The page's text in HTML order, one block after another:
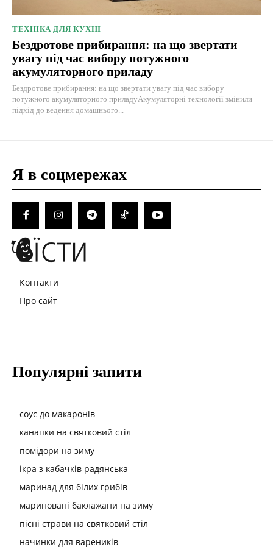
ТЕХНІКА ДЛЯ КУХНІ
Бездротове прибирання: на що звертати
увагу під час вибору потужного
акумуляторного приладу
Бездротове прибирання: на що звертати увагу під час вибору
потужного акумуляторного приладуАкумуляторні технології змінили
підхід до ведення домашнього...
Я в соцмережах
Контакти
Про сайт
Популярні запити
соус до макаронів
канапки на святковий стіл
помідори на зиму
ікра з кабачків радянська
маринад для білих грибів
мариновані баклажани на зиму
пісні страви на святковий стіл
начинки для вареників